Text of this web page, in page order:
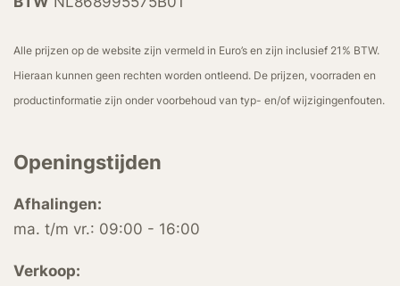
Alle prijzen op de website zijn vermeld in Euro’s en zijn inclusief 21% BTW.
Hieraan kunnen geen rechten worden ontleend. De prijzen, voorraden en
productinformatie zijn onder voorbehoud van typ- en/of wijzigingenfouten.
Openingstijden
Afhalingen:
ma. t/m vr.: 09:00 - 16:00
Verkoop: